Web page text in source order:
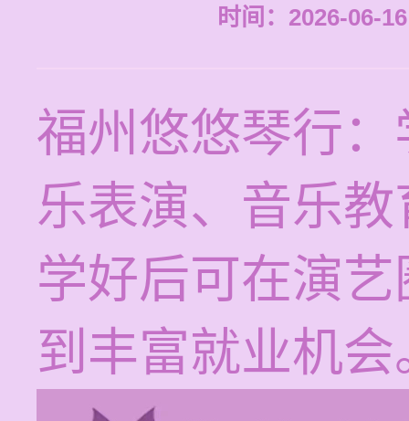
时间：2026-06-
福州悠悠琴行
乐表演、音乐
学好后可在演
到丰富就业机会